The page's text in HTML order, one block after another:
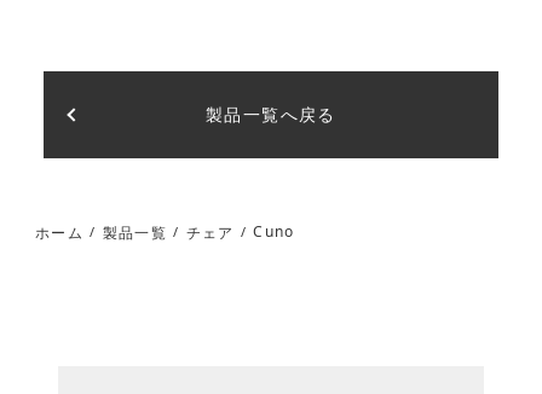
製品一覧へ戻る
ホーム / 製品一覧 / チェア / Cuno